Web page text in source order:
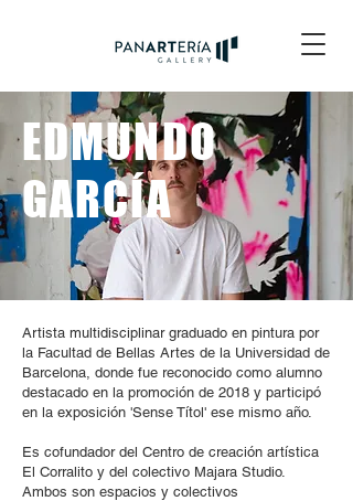
EDMUNDO
GARCÍA
Artista multidisciplinar graduado en pintura por
la Facultad de Bellas Artes de la Universidad de
Barcelona, donde fue reconocido como alumno
destacado en la promoción de 2018 y participó
en la exposición 'Sense Títol' ese mismo año.
Es cofundador del Centro de creación artística
El Corralito y del colectivo Majara Studio.
Ambos son espacios y colectivos